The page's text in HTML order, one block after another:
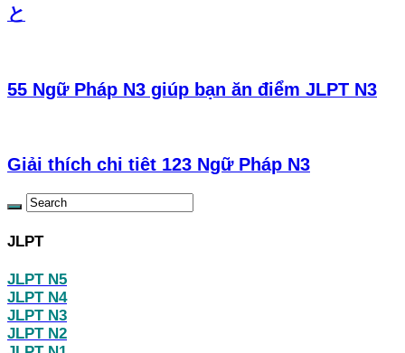
と
55 Ngữ Pháp N3 giúp bạn ăn điểm JLPT N3
Giải thích chi tiêt 123 Ngữ Pháp N3
JLPT
JLPT N5
JLPT N4
JLPT N3
JLPT N2